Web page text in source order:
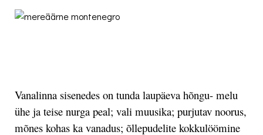
Vanalinna sisenedes on tunda laupäeva hõngu- melu
ühe ja teise nurga peal; vali muusika; purjutav noorus,
mõnes kohas ka vanadus; õllepudelite kokkulöömine